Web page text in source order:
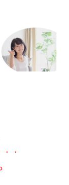
・